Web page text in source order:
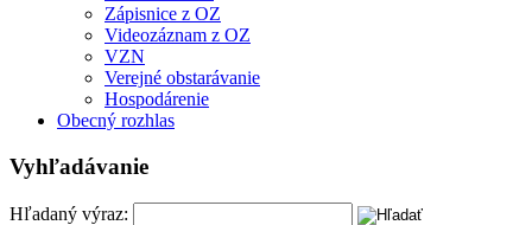
Zápisnice z OZ
Videozáznam z OZ
VZN
Verejné obstarávanie
Hospodárenie
Obecný rozhlas
Vyhľadávanie
Hľadaný výraz: